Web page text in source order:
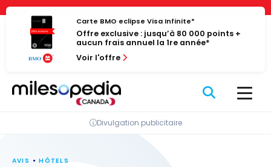
Panneau de gestion des cookies
Passer
contenu
Carte BMO eclipse Visa Infinite*
Offre exclusive : jusqu’à 80 000 points +
aucun frais annuel la 1re année*
Voir l'offre
Divulgation publicitaire
AVIS HÔTELS